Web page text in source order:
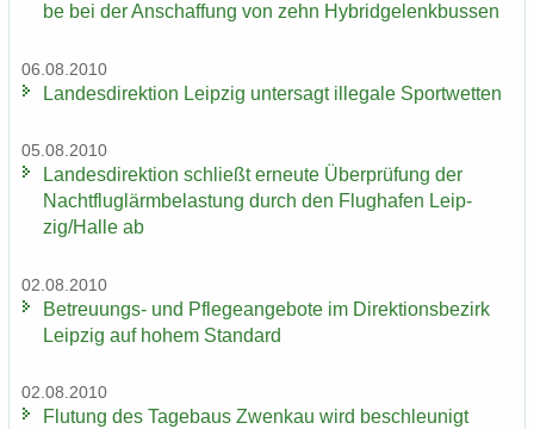
be bei der An­schaf­fung von zehn Hy­brid­ge­lenk­bus­sen
06.08.2010
Lan­des­di­rek­ti­on Leip­zig un­ter­sagt il­le­ga­le Sport­wet­ten
05.08.2010
Lan­des­di­rek­ti­on schließt er­neu­te Über­prü­fung der
Nacht­flug­lärm­be­las­tung durch den Flug­ha­fen Leip­
zig/Halle ab
02.08.2010
Betreuungs-​ und Pfle­ge­an­ge­bo­te im Di­rek­ti­ons­be­zirk
Leip­zig auf hohem Stan­dard
02.08.2010
Flu­tung des Ta­ge­baus Zwenkau wird be­schleu­nigt